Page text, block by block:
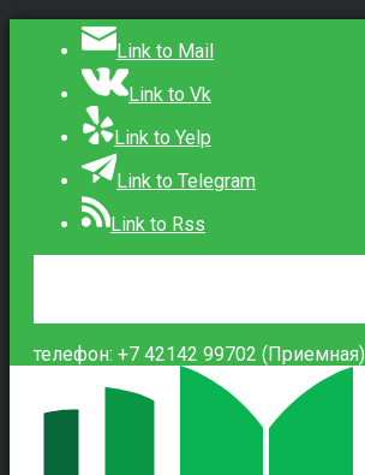
Link to Mail
Link to Vk
Link to Yelp
Link to Telegram
Link to Rss
телефон: +7 42142 99702 (Приемная)